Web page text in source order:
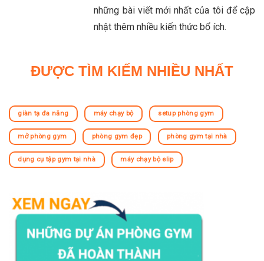
những bài viết mới nhất của tôi để cập
nhật thêm nhiều kiến thức bổ ích.
ĐƯỢC TÌM KIẾM NHIỀU NHẤT
giàn tạ đa năng máy chạy bộ setup phòng gym
mở phòng gym phòng gym đẹp phòng gym tại nhà
dụng cụ tập gym tại nhà máy chạy bộ elip